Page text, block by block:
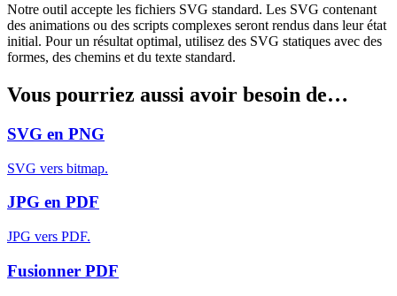
Notre outil accepte les fichiers SVG standard. Les SVG contenant
des animations ou des scripts complexes seront rendus dans leur état
initial. Pour un résultat optimal, utilisez des SVG statiques avec des
formes, des chemins et du texte standard.
Vous pourriez aussi avoir besoin de…
SVG en PNG
SVG vers bitmap.
JPG en PDF
JPG vers PDF.
Fusionner PDF